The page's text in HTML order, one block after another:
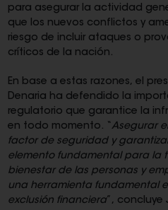
para asegurar la actividad
que los nuevos conflictos y
riesgo de incluir ataques o
críticos de la nación.
En base a estas razones, el
Denaria ha defendido la
regulatorio que garantice la
en todo momento. “ Asegurar
factor de seguridad y
elemento fundamental para la
bienestar de las personas y
una herramienta fundamental
exclusión financiera”, concluye